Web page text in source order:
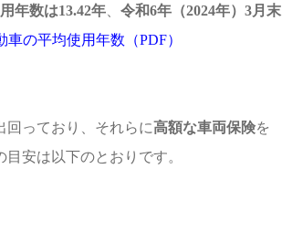
年数は13.42年 、令和6年（2024年）3月末
の平均使用年数（PDF）
回っており、それらに高額な車両保険を
安は以下のとおりです。